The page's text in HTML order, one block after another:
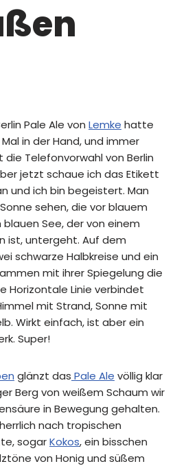
Pale Ale von Lemke hatte
in der Hand, und immer
Telefonvorwahl von Berlin
jetzt schaue ich das Etikett
und ich bin begeistert. Man
sehen, die vor blauem
See, der von einem
ist, untergeht. Auf dem
schwarze Halbkreise und ein
mit ihrer Spiegelung die
Horizontale Linie verbindet
mit Strand, Sonne mit
Wirkt einfach, ist aber ein
Super!
glänzt das Pale Ale völlig klar
Berg von weißem Schaum wir
in Bewegung gehalten.
nach tropischen
sogarKokos, ein bisschen
von Honig und süßem